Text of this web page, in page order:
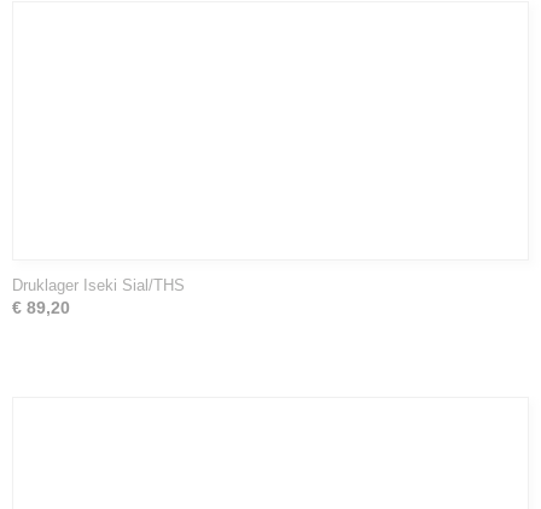
Druklager Iseki Sial/THS
€ 89,20